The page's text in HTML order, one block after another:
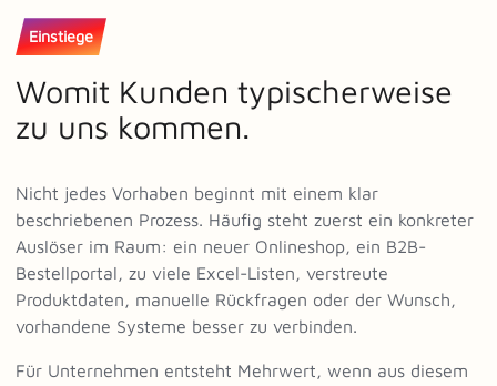
Einstiege
Womit Kunden typischerweise
zu uns kommen.
Nicht jedes Vorhaben beginnt mit einem klar
beschriebenen Prozess. Häufig steht zuerst ein konkreter
Auslöser im Raum: ein neuer Onlineshop, ein B2B-
Bestellportal, zu viele Excel-Listen, verstreute
Produktdaten, manuelle Rückfragen oder der Wunsch,
vorhandene Systeme besser zu verbinden.
Für Unternehmen entsteht Mehrwert, wenn aus diesem